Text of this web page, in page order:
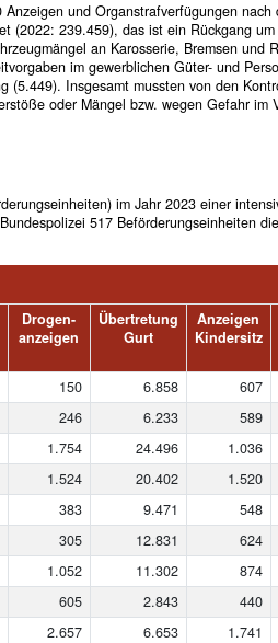
und Organstrafverfügungen nach
(2022: 239.459), das ist ein Rückgang
an Karosserie, Bremsen und
im gewerblichen Güter- und
(5.449). Insgesamt mussten von den
oder Mängel bzw. wegen Gefahr im
im Jahr 2023 einer
517 Beförderungseinheiten
Drogen-
anzeigen
Übertretung
Gurt
Anzeigen
Kindersitz
150 6.858 607
246 6.233 589
1.754 24.496 1.036
1.524 20.402 1.520
383 9.471 548
305 12.831 624
1.052 11.302 874
605 2.843 440
2.657 6.653 1.741